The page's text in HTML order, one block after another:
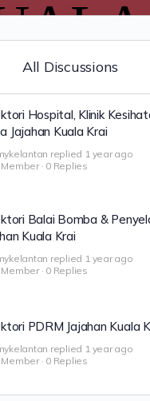
All Discussions
Hospital, Klinik
Jajahan Kuala Krai
replied 1 year ago
Member · 0 Replies
Balai Bomba &
Kuala Krai
replied 1 year ago
Member · 0 Replies
PDRM Jajahan Kuala
replied 1 year ago
Member · 0 Replies